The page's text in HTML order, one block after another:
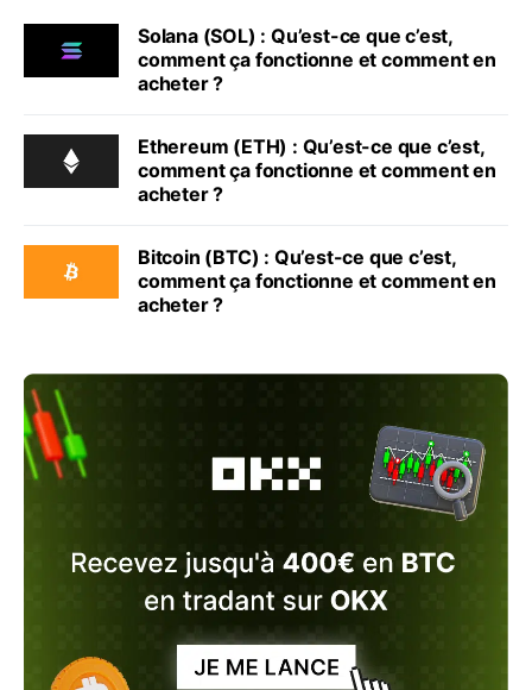
Solana (SOL) : Qu’est-ce que c’est,
comment ça fonctionne et comment en
acheter ?
Ethereum (ETH) : Qu’est-ce que c’est,
comment ça fonctionne et comment en
acheter ?
Bitcoin (BTC) : Qu’est-ce que c’est,
comment ça fonctionne et comment en
acheter ?